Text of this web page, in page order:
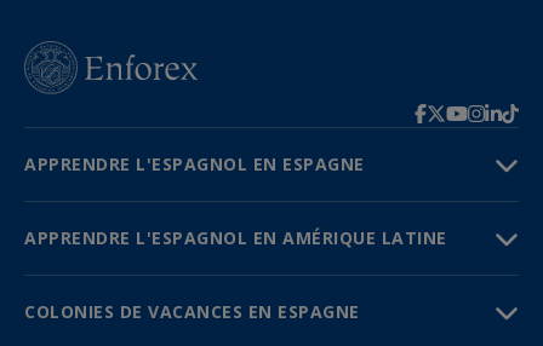
APPRENDRE L'ESPAGNOL EN ESPAGNE
APPRENDRE L'ESPAGNOL EN AMÉRIQUE LATINE
COLONIES DE VACANCES EN ESPAGNE